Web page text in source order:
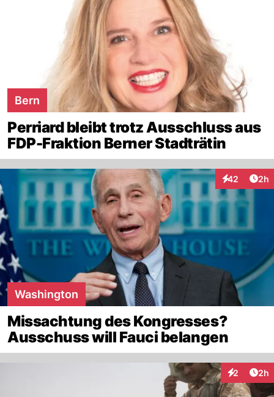
Bern
Perriard bleibt trotz Ausschluss aus
FDP-Fraktion Berner Stadträtin
42
Interaktionen
2h
Washington
Missachtung des Kongresses?
Ausschuss will Fauci belangen
2 2h